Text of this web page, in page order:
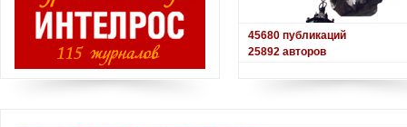
45680 публикаций
25892 авторов